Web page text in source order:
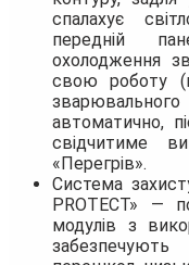
спалахує
передній
охолодження
свою роботу
автоматично,
свідчитиме
«Перегрів».
Система
PROTECT» —
модулів з